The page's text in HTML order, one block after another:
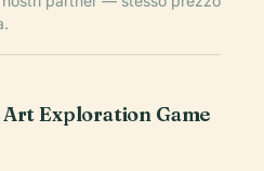
Exploration Game